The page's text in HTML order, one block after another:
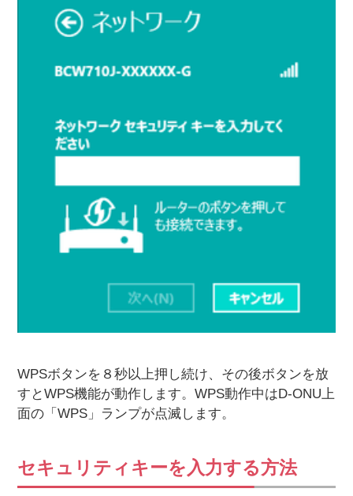
WPSボタンを８秒以上押し続け、その後ボタンを放
すとWPS機能が動作します。WPS動作中はD-ONU上
面の「WPS」ランプが点滅します。
セキュリティキーを入力する方法